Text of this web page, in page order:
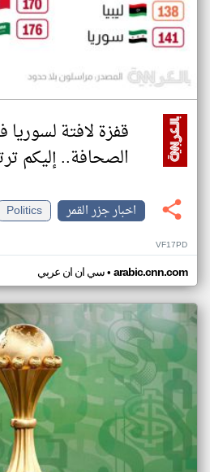
قفزة لافتة
الصحافة.. إليكم
اخبار جزر القمر
Politics
VF17PD
سي ان ان عربي• arabic.cnn.com